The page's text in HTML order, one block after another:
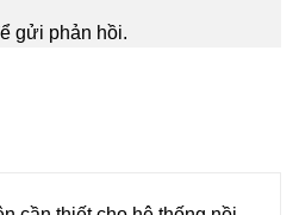
gửi phản hồi.